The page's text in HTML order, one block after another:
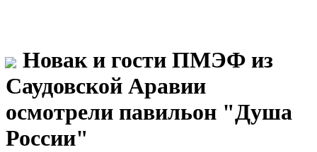
Новак и гости ПМЭФ из
Саудовской Аравии
осмотрели павильон "Душа
России"